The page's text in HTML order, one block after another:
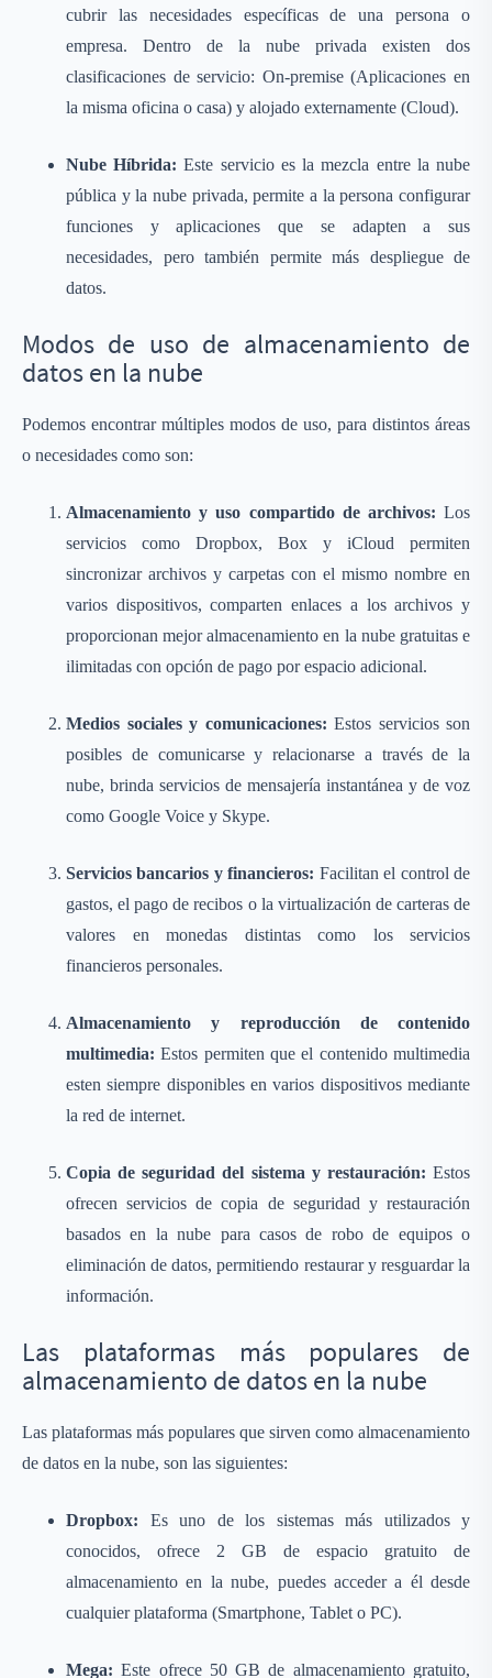
cubrir las necesidades específicas de una persona o
empresa. Dentro de la nube privada existen dos
clasificaciones de servicio: On-premise (Aplicaciones en
la misma oficina o casa) y alojado externamente (Cloud).
Nube Híbrida:Este servicio es la mezcla entre la nube
pública y la nube privada, permite a la persona configurar
funciones y aplicaciones que se adapten a sus
necesidades, pero también permite más despliegue de
datos.
Modos de uso de almacenamiento de
datos en la nube
Podemos encontrar múltiples modos de uso, para distintos áreas
o necesidades como son:
Almacenamiento y uso compartido de archivos: Los
servicios como Dropbox, Box y iCloud permiten
sincronizar archivos y carpetas con el mismo nombre en
varios dispositivos, comparten enlaces a los archivos y
proporcionan mejor almacenamiento en la nube gratuitas e
ilimitadas con opción de pago por espacio adicional.
Medios sociales y comunicaciones: Estos servicios son
posibles de comunicarse y relacionarse a través de la
nube, brinda servicios de mensajería instantánea y de voz
como Google Voice y Skype.
Servicios bancarios y financieros: Facilitan el control de
gastos, el pago de recibos o la virtualización de carteras de
valores en monedas distintas como los servicios
financieros personales.
Almacenamiento y reproducción de contenido
multimedia: Estos permiten que el contenido multimedia
esten siempre disponibles en varios dispositivos mediante
la red de internet.
Copia de seguridad del sistema y restauración: Estos
ofrecen servicios de copia de seguridad y restauración
basados en la nube para casos de robo de equipos o
eliminación de datos, permitiendo restaurar y resguardar la
información.
Las plataformas más populares de
almacenamiento de datos en la nube
Las plataformas más populares que sirven como almacenamiento
de datos en la nube, son las siguientes:
Dropbox: Es uno de los sistemas más utilizados y
conocidos, ofrece 2 GB de espacio gratuito de
almacenamiento en la nube, puedes acceder a él desde
cualquier plataforma (Smartphone, Tablet o PC).
Mega:Este ofrece 50 GB de almacenamiento gratuito,